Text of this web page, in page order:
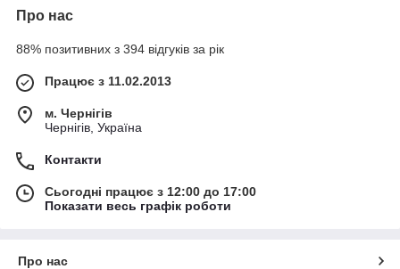
Про нас
88% позитивних з 394 відгуків за рік
Працює з 11.02.2013
м. Чернігів
Чернігів, Україна
Контакти
Сьогодні працює з 12:00 до 17:00
Показати весь графік роботи
Про нас